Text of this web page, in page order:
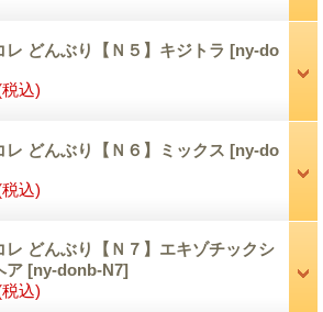
レ どんぶり【Ｎ５】キジトラ [ny-do
税込)
レ どんぶり【Ｎ６】ミックス [ny-do
税込)
レ どんぶり【Ｎ７】エキゾチックシ
ア [ny-donb-N7]
税込)